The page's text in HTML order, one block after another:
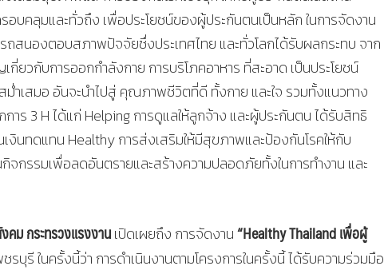
บคลุมและทั่วถึง เพื่อประโยชน์ของผู้ประกันตนเป็นหลัก ในการจัดงาน
ถสนองตอบสภาพปัจจัยซึ่งประเทศไทย และทั่วโลกได้รับผลกระทบ จาก
กี่ยวกับการออกกําลังกาย การบริโภคอาหาร ที่สะอาด เป็นประโยชน์
าเสมอ อันจะนําไปสู่ คุณภาพชีวิตที่ดี ทั้งกาย และใจ รวมทั้งแนวทาง
3 H ได้แก่ Helping การดูแลให้ลูกจ้าง และผู้ประกันตน ได้รับสิทธิ
นทดแทน Healthy การส่งเสริมให้มีสุขภาพและป้องกันโรคให้กับ
จกรรมเพื่อลดอันตรายและสร้างความปลอดภัยทั้งในการทํางาน และ
คม กระทรวงแรงงานเปิดเผยถึง การจัดงาน“Healthy Thailand เพื่อผู้
บุรี ในครั้งนี้ว่า การดําเนินงานตามโครงการในครั้งนี้ ได้รับความร่วมมือ